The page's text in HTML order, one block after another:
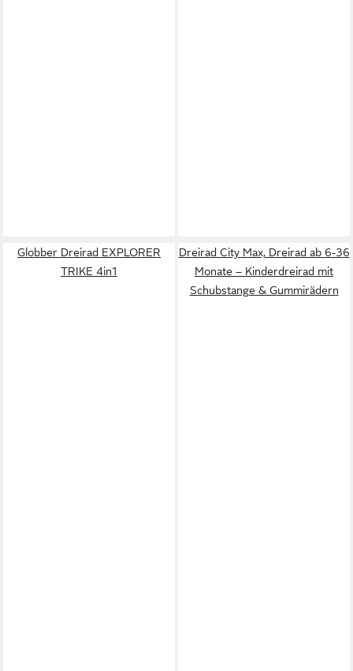
Globber Dreirad EXPLORER
TRIKE 4in1
Dreirad City Max, Dreirad ab 6-36
Monate – Kinderdreirad mit
Schubstange & Gummirädern